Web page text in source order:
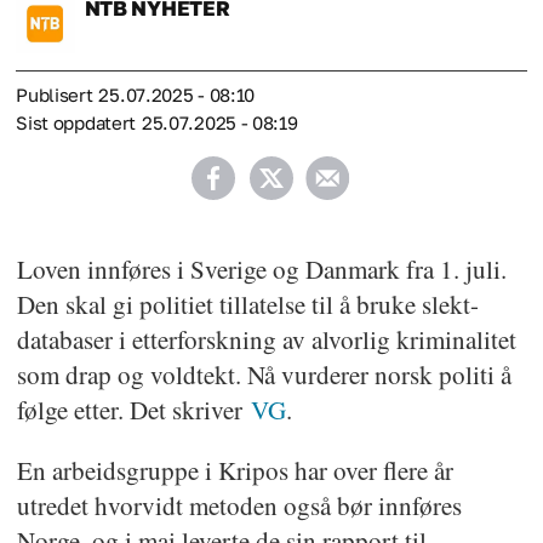
NTB NYHETER
Publisert
25.07.2025 - 08:10
Sist oppdatert
25.07.2025 - 08:19
Loven innføres i Sverige og Danmark fra 1. juli.
Den skal gi politiet tillatelse til å bruke slekt-
databaser i etterforskning av alvorlig kriminalitet
som drap og voldtekt. Nå vurderer norsk politi å
følge etter. Det skriver VG.
En arbeidsgruppe i Kripos har over flere år
utredet hvorvidt metoden også bør innføres